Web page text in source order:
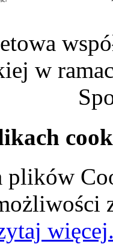
w
plików